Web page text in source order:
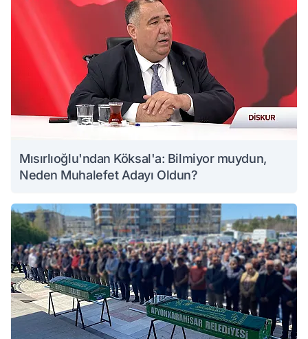
Mısırlıoğlu'ndan Köksal'a: Bilmiyor muydun,
Neden Muhalefet Adayı Oldun?